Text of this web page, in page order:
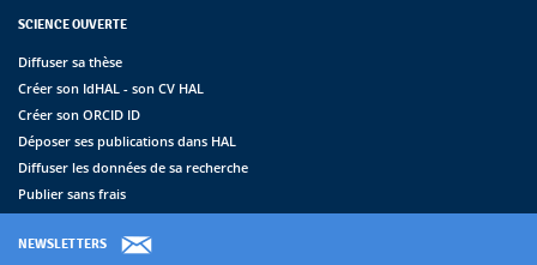
SCIENCE OUVERTE
Diffuser sa thèse
Créer son IdHAL - son CV HAL
Créer son ORCID ID
Déposer ses publications dans HAL
Diffuser les données de sa recherche
Publier sans frais
NEWSLETTERS